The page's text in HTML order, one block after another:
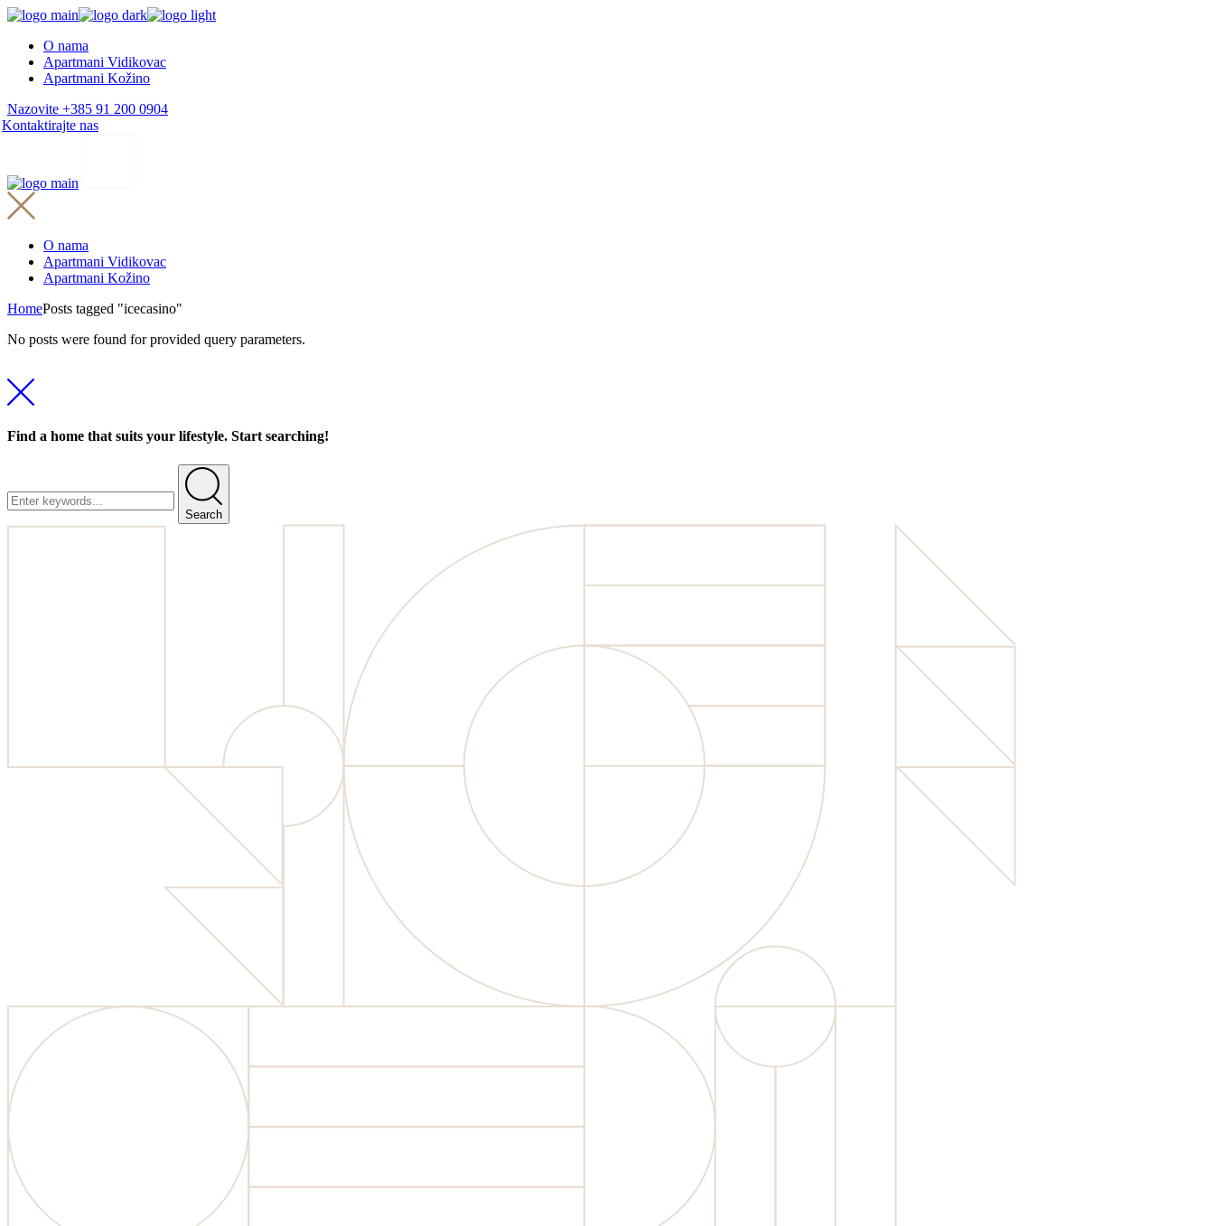
Skip
content
O nama
Apartmani Vidikovac
Apartmani Kožino
Nazovite +385 91 200 0904
Kontaktirajte nas
O nama
Apartmani Vidikovac
Apartmani Kožino
HomePosts tagged "icecasino"
No posts were found for provided query parameters.
Find a home that suits your lifestyle. Start searching!
Search